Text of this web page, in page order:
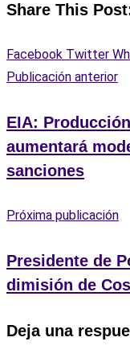
Share This
Facebook Twitter
Publicación anterior
EIA:
aumentará
sanciones
Próxima publicación
Presidente de
dimisión de
Deja una